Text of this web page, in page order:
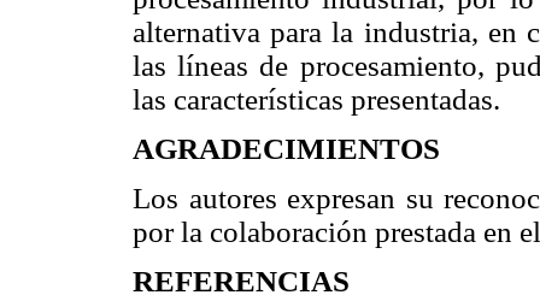
alternativa para la industria, en
las líneas de procesamiento,
las características presentadas.
AGRADECIMIENTOS
Los autores expresan su
por la colaboración prestada en
REFERENCIAS